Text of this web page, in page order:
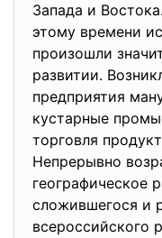
Запада и
этому времени
произошли
развитии.
предприятия
кустарные
торговля
Непрерывно
географическое
сложившегося и
всероссийского